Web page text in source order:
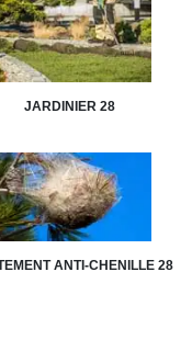
JARDINIER 28
ANTI-CHENILLE 28